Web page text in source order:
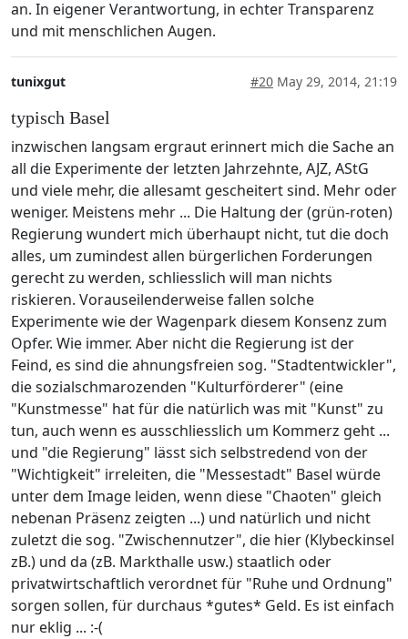
an. In eigener Verantwortung, in echter Transparenz
und mit menschlichen Augen.
tunixgut #20 May 29, 2014, 21:19
typisch Basel
inzwischen langsam ergraut erinnert mich die Sache an
all die Experimente der letzten Jahrzehnte, AJZ, AStG
und viele mehr, die allesamt gescheitert sind. Mehr oder
weniger. Meistens mehr ... Die Haltung der (grün-roten)
Regierung wundert mich überhaupt nicht, tut die doch
alles, um zumindest allen bürgerlichen Forderungen
gerecht zu werden, schliesslich will man nichts
riskieren. Vorauseilenderweise fallen solche
Experimente wie der Wagenpark diesem Konsenz zum
Opfer. Wie immer. Aber nicht die Regierung ist der
Feind, es sind die ahnungsfreien sog. "Stadtentwickler",
die sozialschmarozenden "Kulturförderer" (eine
"Kunstmesse" hat für die natürlich was mit "Kunst" zu
tun, auch wenn es ausschliesslich um Kommerz geht ...
und "die Regierung" lässt sich selbstredend von der
"Wichtigkeit" irreleiten, die "Messestadt" Basel würde
unter dem Image leiden, wenn diese "Chaoten" gleich
nebenan Präsenz zeigten ...) und natürlich und nicht
zuletzt die sog. "Zwischennutzer", die hier (Klybeckinsel
zB.) und da (zB. Markthalle usw.) staatlich oder
privatwirtschaftlich verordnet für "Ruhe und Ordnung"
sorgen sollen, für durchaus *gutes* Geld. Es ist einfach
nur eklig ... :-(